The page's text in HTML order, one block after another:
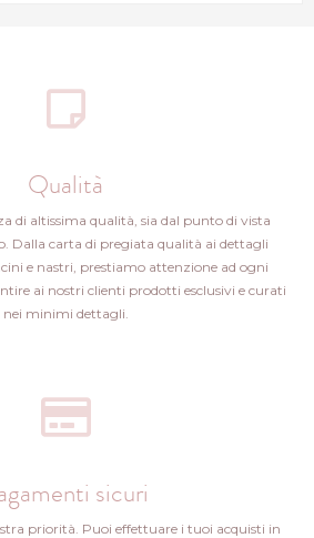
Qualità
di altissima qualità, sia dal punto di vista
Dalla carta di pregiata qualità ai dettagli
e nastri, prestiamo attenzione ad ogni
ai nostri clienti prodotti esclusivi e curati
nei minimi dettagli.
sicuri
priorità. Puoi effettuare i tuoi acquisti in